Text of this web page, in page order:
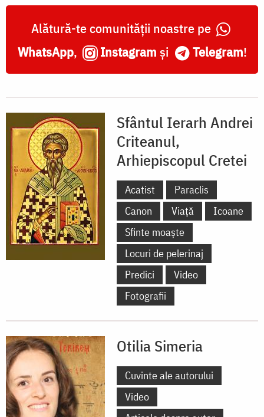
Alătură-te comunității noastre pe
WhatsApp, Instagram și Telegram!
Sfântul Ierarh Andrei
Criteanul,
Arhiepiscopul Cretei
Acatist
Paraclis
Canon
Viață
Icoane
Sfinte moaște
Locuri de pelerinaj
Predici
Video
Fotografii
Otilia Simeria
Cuvinte ale autorului
Video